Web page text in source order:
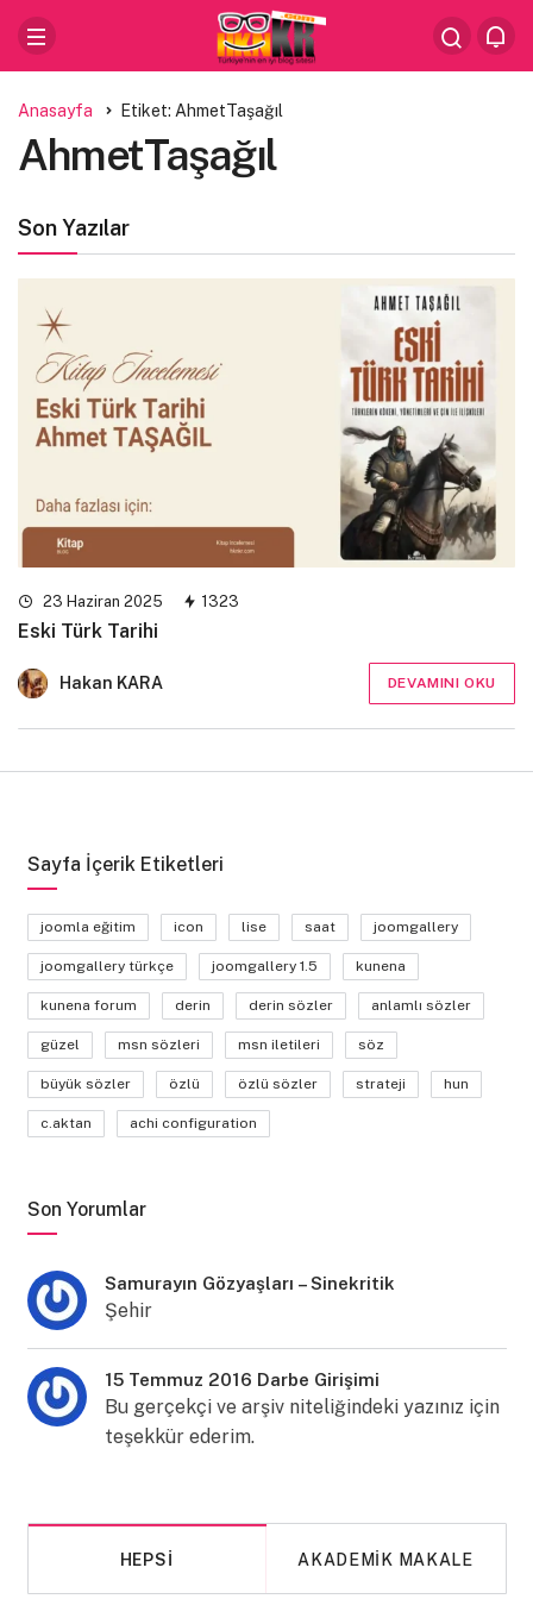
Anasayfa Etiket: AhmetTaşağıl
AhmetTaşağıl
Son Yazılar
23 Haziran 2025 1323
Eski Türk Tarihi
Hakan KARA DEVAMINI OKU
Sayfa İçerik Etiketleri
joomla eğitim icon lise saat joomgallery
joomgallery türkçe joomgallery 1.5 kunena
kunena forum derin derin sözler anlamlı sözler
güzel msn sözleri msn iletileri söz
büyük sözler özlü özlü sözler strateji hun
c.aktan achi configuration
Son Yorumlar
Samurayın Gözyaşları – Sinekritik
Şehir
15 Temmuz 2016 Darbe Girişimi
Bu gerçekçi ve arşiv niteliğindeki yazınız için
teşekkür ederim.
HEPSI AKADEMIK MAKALE